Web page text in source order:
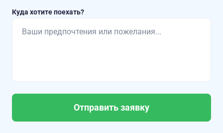
Куда хотите поехать?
Отправить заявку